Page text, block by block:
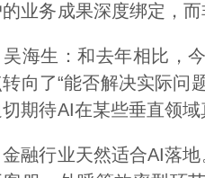
业务成果深度绑定，
生：和去年相比，今
向了“能否解决实际问
期待AI在某些垂直领域
行业天然适合AI落地